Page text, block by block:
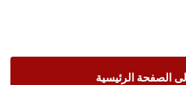
الصفحة الرئيسية